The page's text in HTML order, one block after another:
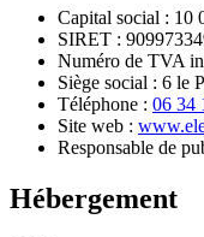
Capital social : 10
SIRET :
Numéro de TVA
Siège social : 6 le
Téléphone : 06 34
Site web :
Responsable de
Hébergement